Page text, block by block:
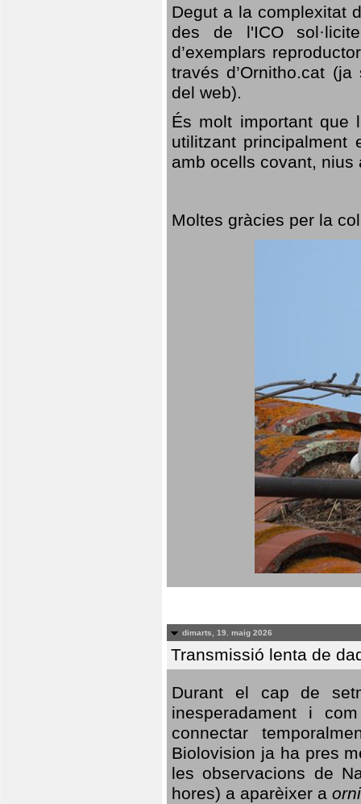
Degut a la complexitat
des de l'ICO
d’exemplars
través d’Ornitho.cat
del web).
És molt important que
utilitzant
amb ocells covant,
Moltes gràcies per la
dimarts, 19. maig 2026
Transmissió lenta de
Durant el cap de
inesperadament i
connectar
Biolovision ja ha pres
les observacions de
hores) a aparèixer a